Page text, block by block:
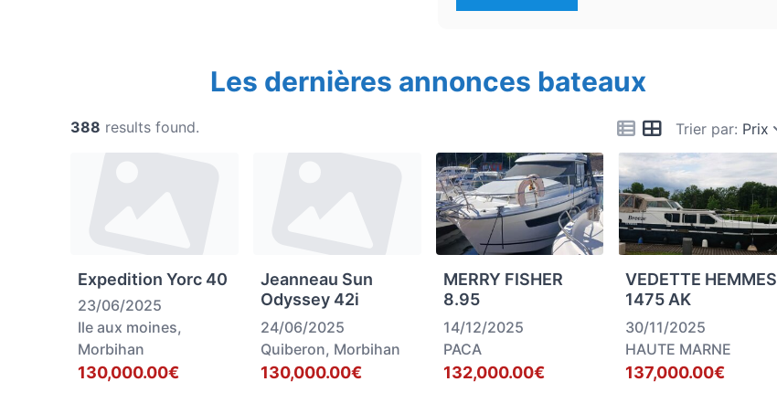
Les dernières annonces bateaux
Trier par: Prix
388 results found.
Expedition Yorc 40
23/06/2025
Ile aux moines,
Morbihan
130,000.00€
Jeanneau Sun
Odyssey 42i
24/06/2025
Quiberon, Morbihan
130,000.00€
MERRY FISHER
8.95
14/12/2025
PACA
132,000.00€
VEDETTE HEMMES
1475 AK
30/11/2025
HAUTE MARNE
137,000.00€